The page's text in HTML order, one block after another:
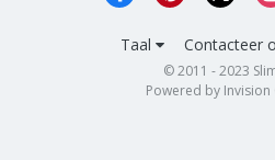
Taal Contacteer
© 2011 - 2023
Powered by